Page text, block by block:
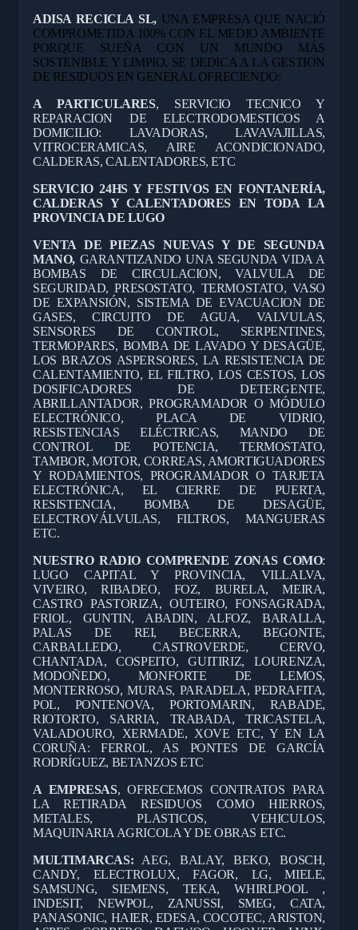
ADISA RECICLA SL, UNA EMPRESA QUE NACIÓ
COMPROMETIDA 100% CON EL MEDIO AMBIENTE
PORQUE SUEÑA CON UN MUNDO MÁS
SOSTENIBLE Y LIMPIO, SE DEDICA A LA GESTION
DE RESIDUOS EN GENERAL OFRECIENDO:
A PARTICULARES, SERVICIO TECNICO Y
REPARACION DE ELECTRODOMESTICOS A
DOMICILIO: LAVADORAS, LAVAVAJILLAS,
VITROCERAMICAS, AIRE ACONDICIONADO,
CALDERAS, CALENTADORES, ETC
SERVICIO 24HS Y FESTIVOS EN FONTANERÍA,
CALDERAS Y CALENTADORES EN TODA LA
PROVINCIA DE LUGO
VENTA DE PIEZAS NUEVAS Y DE SEGUNDA
MANO, GARANTIZANDO UNA SEGUNDA VIDA A
BOMBAS DE CIRCULACION, VALVULA DE
SEGURIDAD, PRESOSTATO, TERMOSTATO, VASO
DE EXPANSIÓN, SISTEMA DE EVACUACION DE
GASES, CIRCUITO DE AGUA, VALVULAS,
SENSORES DE CONTROL, SERPENTINES,
TERMOPARES, BOMBA DE LAVADO Y DESAGÜE,
LOS BRAZOS ASPERSORES, LA RESISTENCIA DE
CALENTAMIENTO, EL FILTRO, LOS CESTOS, LOS
DOSIFICADORES DE DETERGENTE,
ABRILLANTADOR, PROGRAMADOR O MÓDULO
ELECTRÓNICO, PLACA DE VIDRIO,
RESISTENCIAS ELÉCTRICAS, MANDO DE
CONTROL DE POTENCIA, TERMOSTATO,
TAMBOR, MOTOR, CORREAS, AMORTIGUADORES
Y RODAMIENTOS, PROGRAMADOR O TARJETA
ELECTRÓNICA, EL CIERRE DE PUERTA,
RESISTENCIA, BOMBA DE DESAGÜE,
ELECTROVÁLVULAS, FILTROS, MANGUERAS
ETC.
NUESTRO RADIO COMPRENDE ZONAS COMO:
LUGO CAPITAL Y PROVINCIA, VILLALVA,
VIVEIRO, RIBADEO, FOZ, BURELA, MEIRA,
CASTRO PASTORIZA, OUTEIRO, FONSAGRADA,
FRIOL, GUNTIN, ABADIN, ALFOZ, BARALLA,
PALAS DE REI, BECERRA, BEGONTE,
CARBALLEDO, CASTROVERDE, CERVO,
CHANTADA, COSPEITO, GUITIRIZ, LOURENZA,
MODOÑEDO, MONFORTE DE LEMOS,
MONTERROSO, MURAS, PARADELA, PEDRAFITA,
POL, PONTENOVA, PORTOMARIN, RABADE,
RIOTORTO, SARRIA, TRABADA, TRICASTELA,
VALADOURO, XERMADE, XOVE ETC, Y EN LA
CORUÑA: FERROL, AS PONTES DE GARCÍA
RODRÍGUEZ, BETANZOS ETC
A EMPRESAS, OFRECEMOS CONTRATOS PARA
LA RETIRADA RESIDUOS COMO HIERROS,
METALES, PLASTICOS, VEHICULOS,
MAQUINARIA AGRICOLA Y DE OBRAS ETC.
MULTIMARCAS: AEG, BALAY, BEKO, BOSCH,
CANDY, ELECTROLUX, FAGOR, LG, MIELE,
SAMSUNG, SIEMENS, TEKA, WHIRLPOOL ,
INDESIT, NEWPOL, ZANUSSI, SMEG, CATA,
PANASONIC, HAIER, EDESA, COCOTEC, ARISTON,